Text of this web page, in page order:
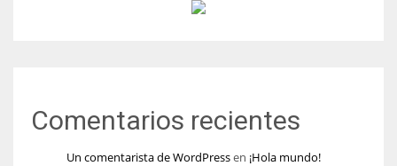
Comentarios recientes
Un comentarista de WordPressen ¡Hola mundo!